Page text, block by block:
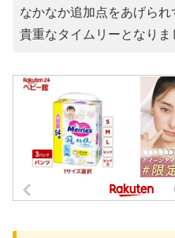
なかなか追加点をあげられ
貴重なタイムリーとなりま